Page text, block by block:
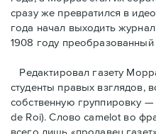
сразу же превратился в
года начал выходить
1908 году
Редактировал газету
студенты правых взглядов,
собственную группировку
de Roi). Слово camelot во
всего лишь «продавец